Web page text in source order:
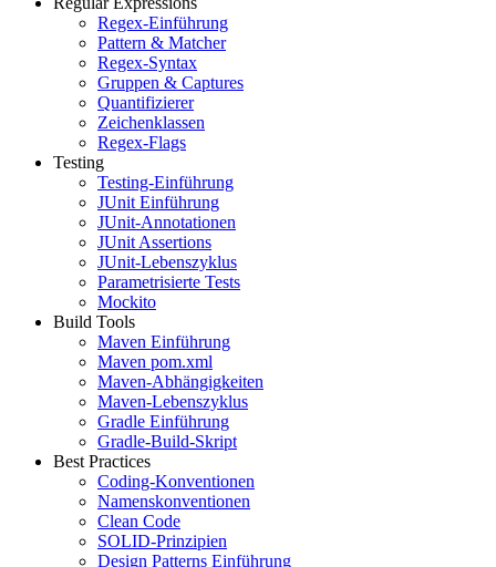
Regex-Einführung
Pattern & Matcher
Regex-Syntax
Gruppen & Captures
Quantifizierer
Zeichenklassen
Regex-Flags
Testing
Testing-Einführung
JUnit Einführung
JUnit-Annotationen
JUnit Assertions
JUnit-Lebenszyklus
Parametrisierte Tests
Mockito
Build Tools
Maven Einführung
Maven pom.xml
Maven-Abhängigkeiten
Maven-Lebenszyklus
Gradle Einführung
Gradle-Build-Skript
Best Practices
Coding-Konventionen
Namenskonventionen
Clean Code
SOLID-Prinzipien
Design Patterns Einführung